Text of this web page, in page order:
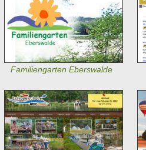
Familiengarten Eberswalde